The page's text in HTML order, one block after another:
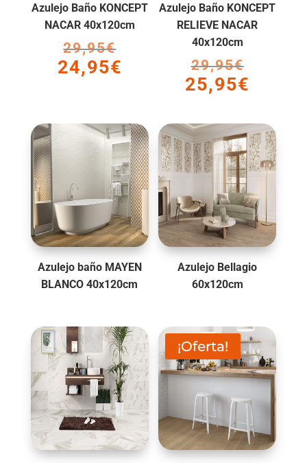
Azulejo Baño KONCEPT
NACAR 40x120cm
29,95€El
precio
24,95€
24,95€.
Azulejo Baño KONCEPT
RELIEVE NACAR
40x120cm
29,95€El
precio
29,95€.
25,95€
es:
25,95€.
Azulejo baño MAYEN
BLANCO 40x120cm
Azulejo Bellagio
60x120cm
¡Oferta!